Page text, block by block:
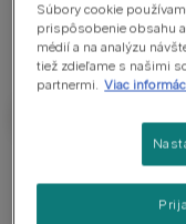
Čo
Súbory cookie
prispôsobenie obsahu
médií a na analýzu
tiež zdieľame s našimi
partnermi. Viac